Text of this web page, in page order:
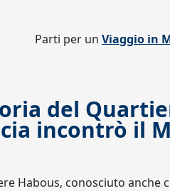
Parti per un Viaggio in
del
incontrò il
Habous, conosciuto anche